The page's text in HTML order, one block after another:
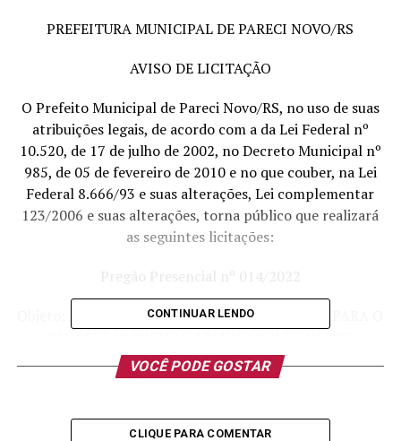
PREFEITURA MUNICIPAL DE PARECI NOVO/RS
AVISO DE LICITAÇÃO
O Prefeito Municipal de Pareci Novo/RS, no uso de suas
atribuições legais, de acordo com a da Lei Federal nº
10.520, de 17 de julho de 2002, no Decreto Municipal nº
985, de 05 de fevereiro de 2010 e no que couber, na Lei
Federal 8.666/93 e suas alterações, Lei complementar
123/2006 e suas alterações, torna público que realizará
as seguintes licitações:
Pregão Presencial nº 014/2022
Objeto: AQUISIÇÃO E INSTALAÇÃO DE PORTAS PARA O
Data da Abertura: 12/07/2022
Horário: 09 horas
CONTINUAR LENDO
VOCÊ PODE GOSTAR
CLIQUE PARA COMENTAR